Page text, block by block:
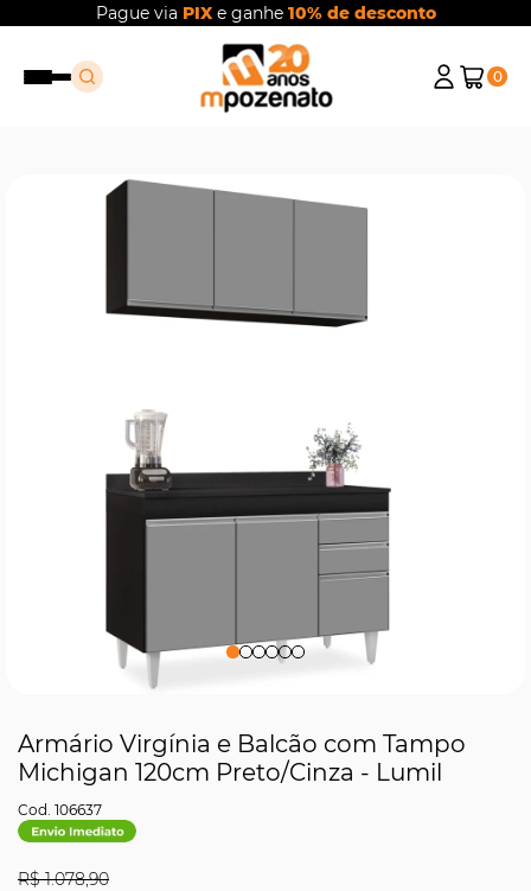
Pague via PIXe ganhe 10% de desconto
0
Armário Virgínia e Balcão com Tampo
Michigan 120cm Preto/Cinza - Lumil
106637
R$ 1.078,90